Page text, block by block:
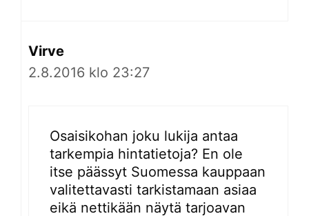
Virve
2.8.2016 klo 23:27
Osaisikohan joku lukija antaa
tarkempia hintatietoja? En ole
itse päässyt Suomessa kauppaan
valitettavasti tarkistamaan asiaa
eikä nettikään näytä tarjoavan